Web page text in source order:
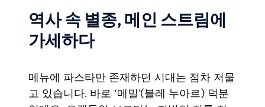
역사 속 별종, 메인 스트림에
가세하다
메뉴에 파스타만 존재하던 시대는 점차 저물
고 있습니다. 바로 ‘메밀'(블레 누아르) 덕분